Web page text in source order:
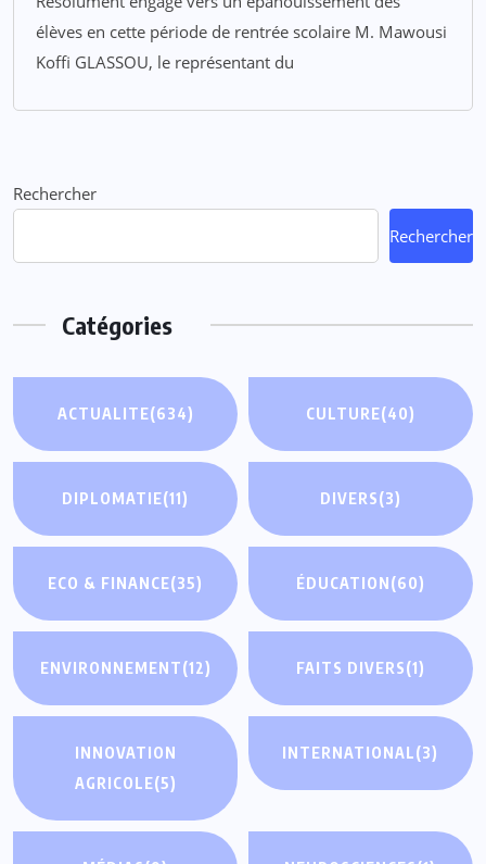
élèves en cette période de rentrée scolaire M. Mawousi
Koffi GLASSOU, le représentant du
Rechercher
Rechercher
Catégories
ACTUALITE(634) CULTURE(40)
DIPLOMATIE(11) DIVERS(3)
ECO & FINANCE(35) ÉDUCATION(60)
ENVIRONNEMENT(12) FAITS DIVERS(1)
INNOVATION
AGRICOLE(5)
INTERNATIONAL(3)